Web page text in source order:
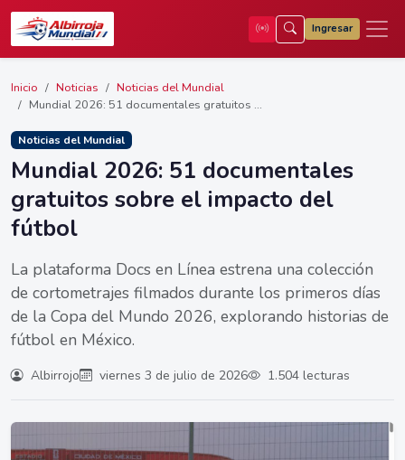
Ingresar
Inicio Noticias
Noticias del Mundial
Mundial 2026: 51 documentales gratuitos ...
Noticias del Mundial
Mundial 2026: 51 documentales
gratuitos sobre el impacto del
fútbol
La plataforma Docs en Línea estrena una colección
de cortometrajes filmados durante los primeros días
de la Copa del Mundo 2026, explorando historias de
fútbol en México.
Albirrojo viernes 3 de julio de 2026 1.504 lecturas